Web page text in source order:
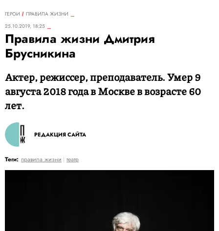
ГЕРОИ
ПРАВИЛА ЖИЗНИ
25.10.2019, 18:25
Правила жизни Дмитрия
Брусникина
Актер, режиссер, преподаватель. Умер 9
августа 2018 года в Москве в возрасте 60
лет.
РЕДАКЦИЯ САЙТА
Теги: правила жизни театр